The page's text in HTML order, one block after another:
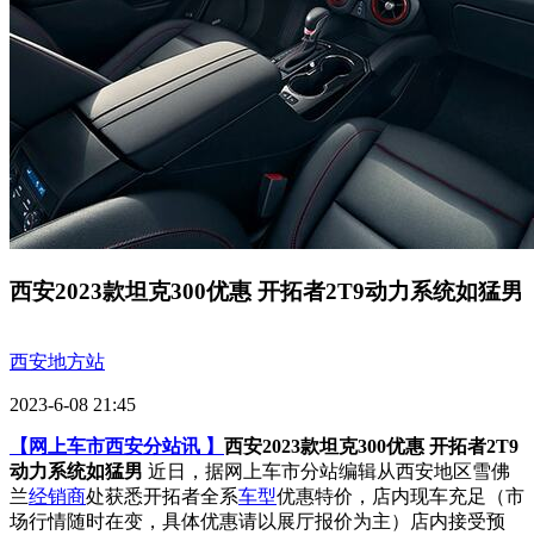
西安2023款坦克300优惠 开拓者2T9动力系统如猛男
西安地方站
2023-6-08 21:45
【网上车市西安分站讯 】 西安2023款坦克300优惠 开拓者2T9
动力系统如猛男 近日，据网上车市分站编辑从西安地区雪佛
兰经销商处获悉开拓者全系车型优惠特价，店内现车充足（市
场行情随时在变，具体优惠请以展厅报价为主）店内接受预